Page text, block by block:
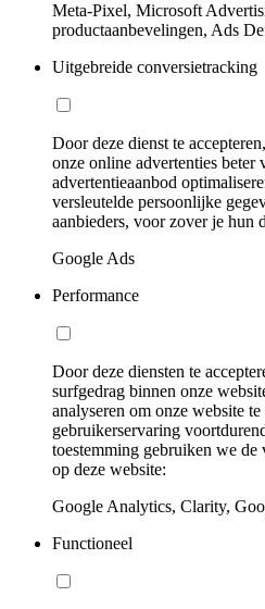
Meta-Pixel, Microsoft
productaanbevelingen, Ads
Uitgebreide conversietracking
Door deze dienst te
onze online advertenties beter
advertentieaanbod
versleutelde persoonlijke
aanbieders, voor zover je hun
Google Ads
Performance
Door deze diensten te
surfgedrag binnen onze
analyseren om onze website
gebruikerservaring
toestemming gebruiken we de
op deze website:
Google Analytics, Clarity,
Functioneel